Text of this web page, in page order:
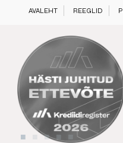
AVALEHT REEGLID